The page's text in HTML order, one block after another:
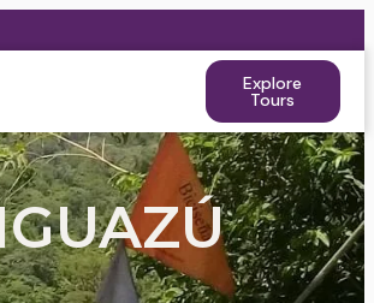
Explore
Tours